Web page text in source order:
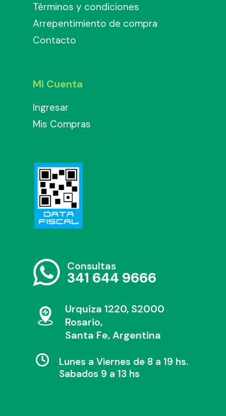
Términos y condiciones
Arrepentimiento de compra
Contacto
Mi Cuenta
Ingresar
Mis Compras
Consultas
341 644 9666
Urquiza 1220, S2000
Rosario,
Santa Fe, Argentina
Lunes a Viernes de 8 a 19 hs.
Sabados 9 a 13 hs